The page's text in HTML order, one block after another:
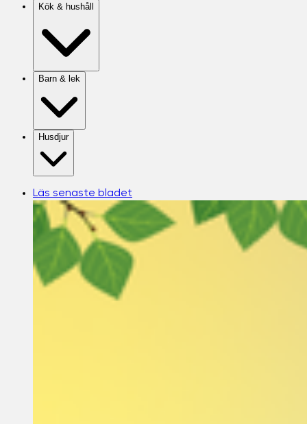
Kök & hushåll
Barn & lek
Husdjur
Läs senaste bladet